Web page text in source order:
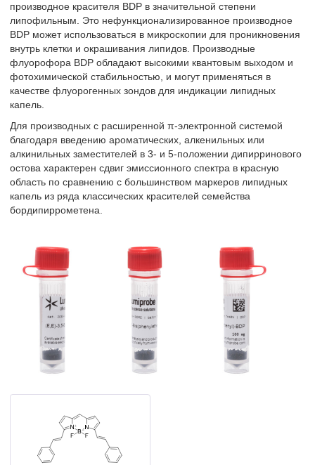
производное красителя BDP в значительной степени
липофильным. Это нефункционализированное производное
BDP может использоваться в микроскопии для проникновения
внутрь клетки и окрашивания липидов. Производные
флуорофора BDP обладают высокими квантовым выходом и
фотохимической стабильностью, и могут применяться в
качестве флуорогенных зондов для индикации липидных
капель.
Для производных с расширенной π-электронной системой
благодаря введению ароматических, алкенильных или
алкинильных заместителей в 3- и 5-положении дипирринового
остова характерен сдвиг эмиссионного спектра в красную
область по сравнению с большинством маркеров липидных
капель из ряда классических красителей семейства
бордипиррометена.